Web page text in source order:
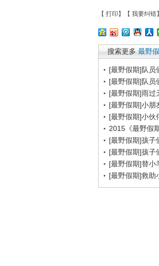
【 打印 】【 我要纠错
搜索更多 最野
[最野假期]队员
[最野假期]队员
[最野假期]雨过
[最野假期]小朋
[最野假期]小伙
2015《最野假
[最野假期]孩子
[最野假期]孩子
[最野假期]替小
[最野假期]救助